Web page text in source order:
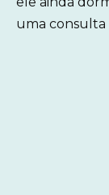
uma consulta